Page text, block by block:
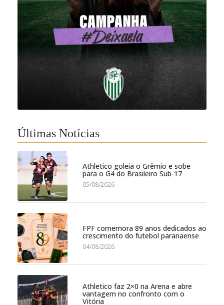
Últimas Notícias
Athletico goleia o Grêmio e sobe
para o G4 do Brasileiro Sub-17
05/08/2026
FPF comemora 89 anos dedicados ao
crescimento do futebol paranaense
04/08/2026
Athletico faz 2×0 na Arena e abre
vantagem no confronto com o
Vitória